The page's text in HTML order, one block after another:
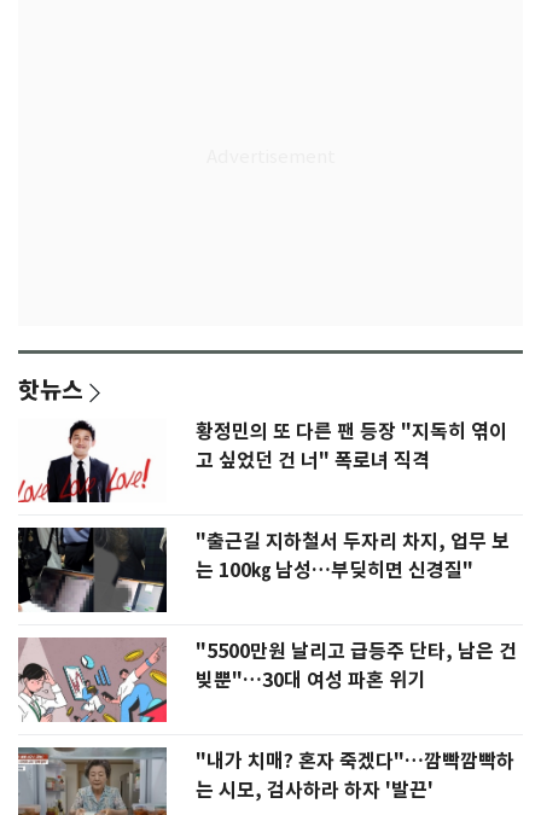
핫뉴스
황정민의 또 다른 팬 등장 "지독히 엮이
고 싶었던 건 너" 폭로녀 직격
"출근길 지하철서 두자리 차지, 업무 보
는 100㎏ 남성…부딪히면 신경질"
"5500만원 날리고 급등주 단타, 남은 건
빚뿐"…30대 여성 파혼 위기
"내가 치매? 혼자 죽겠다"…깜빡깜빡하
는 시모, 검사하라 하자 '발끈'